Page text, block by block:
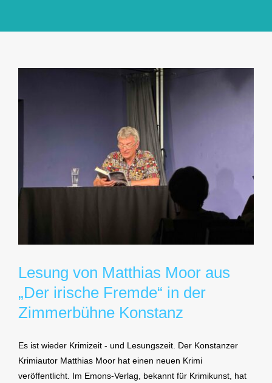
Über mich
Lesung von Matthias Moor aus
„Der irische Fremde“ in der
Zimmerbühne Konstanz
Es ist wieder Krimizeit - und Lesungszeit. Der Konstanzer
Krimiautor Matthias Moor hat einen neuen Krimi
veröffentlicht. Im Emons-Verlag, bekannt für Krimikunst, hat